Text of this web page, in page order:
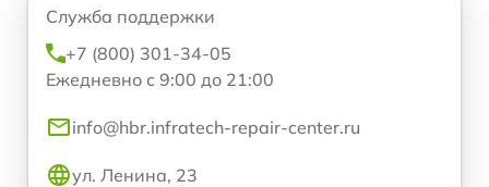
Служба поддержки
+7 (800) 301-34-05
Ежедневно с 9:00 до 21:00
info@hbr.infratech-repair-center.ru
ул. Ленина, 23